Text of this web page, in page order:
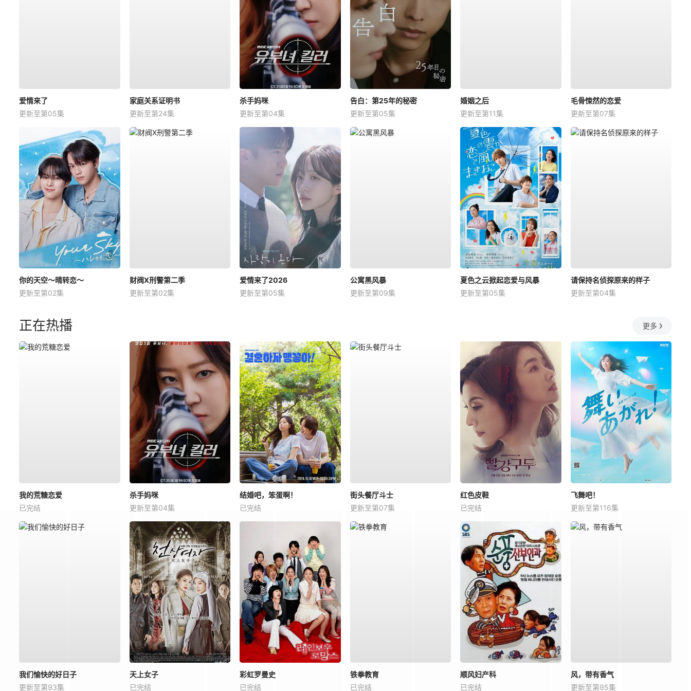
爱情来了
更新至第05集
家庭关系证明书
更新至第24集
杀手妈咪
更新至第04集
告白：第25年的秘密
更新至第05集
婚姻之后
更新至第11集
毛骨悚然的恋爱
更新至第07集
你的天空～晴转恋～
更新至第02集
财阀X刑警第二季
更新至第02集
爱情来了2026
更新至第05集
公寓黑风暴
更新至第09集
夏色之云掀起恋爱与风暴
更新至第05集
请保持名侦探原来的样子
更新至第04集
正在热播 更多
我的荒糖恋爱
已完结
杀手妈咪
更新至第04集
结婚吧，笨蛋啊！
已完结
街头餐厅斗士
更新至第07集
红色皮鞋
已完结
飞舞吧！
更新至第116集
我们愉快的好日子
更新至第93集
天上女子
已完结
彩虹罗曼史
已完结
铁拳教育
已完结
顺风妇产科
已完结
风，带有香气
更新至第95集